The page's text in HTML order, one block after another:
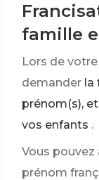
famille
Lors de
demander la
prénom(s),
vos enfants .
Vous
prénom